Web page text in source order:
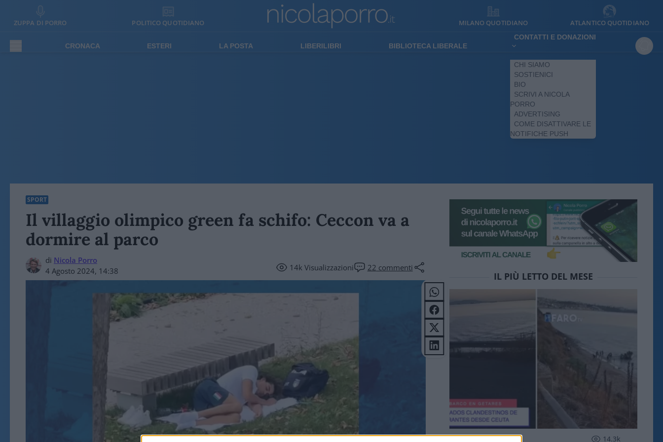
ZUPPA DI PORRO POLITICO QUOTIDIANO MILANO QUOTIDIANO ATLANTICO QUOTIDIANO
CRONACA ESTERI LA POSTA LIBERILIBRI BIBLIOTECA LIBERALE
CONTATTI E DONAZIONI
CHI SIAMO
SOSTIENICI
BIO
SCRIVI A NICOLA
PORRO
ADVERTISING
COME DISATTIVARE LE
NOTIFICHE PUSH
SPORT
Il villaggio olimpico green fa schifo: Ceccon va a
dormire al parco
di Nicola Porro
4 Agosto 2024, 14:38
14kVisualizzazioni 22 commenti
IL PIÙ LETTO DEL MESE
ESTERI 14.3k